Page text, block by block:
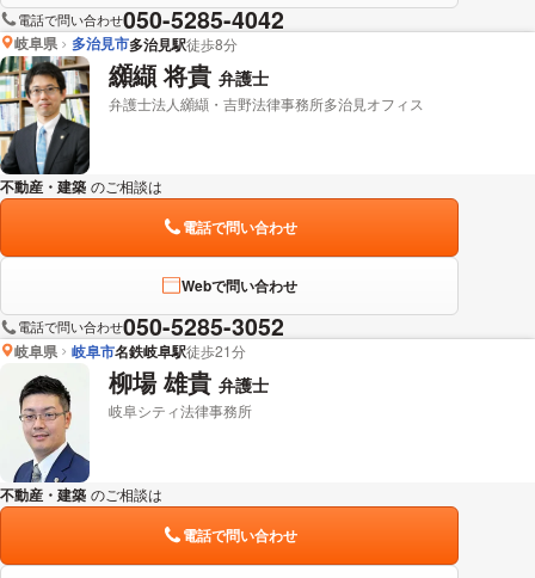
電話で問い合わせ050-5285-4042
岐阜県 多治見市多治見駅徒歩8分
纐纈 将貴 弁護士
弁護士法人纐纈・吉野法律事務所多治見オフィス
不動産・建築 のご相談は
電話で問い合わせ
Webで問い合わせ
電話で問い合わせ050-5285-3052
岐阜県 岐阜市名鉄岐阜駅徒歩21分
柳場 雄貴 弁護士
岐阜シティ法律事務所
不動産・建築 のご相談は
電話で問い合わせ